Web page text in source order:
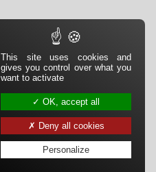
This site uses cookies and
gives you control over what you
want to activate
OK, accept all
Deny all cookies
Personalize